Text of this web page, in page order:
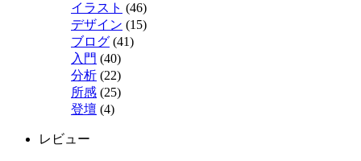
イラスト (46)
デザイン (15)
ブログ (41)
入門 (40)
分析 (22)
所感 (25)
登壇 (4)
レビュー